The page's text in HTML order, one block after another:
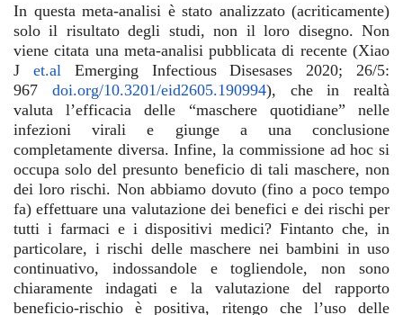
In questa meta-analisi è stato analizzato (acriticamente)
solo il risultato degli studi, non il loro disegno. Non
viene citata una meta-analisi pubblicata di recente (Xiao
J et.al Emerging Infectious Disesases 2020; 26/5:
967 doi.org/10.3201/eid2605.190994), che in realtà
valuta l’efficacia delle “maschere quotidiane” nelle
infezioni virali e giunge a una conclusione
completamente diversa. Infine, la commissione ad hoc si
occupa solo del presunto beneficio di tali maschere, non
dei loro rischi. Non abbiamo dovuto (fino a poco tempo
fa) effettuare una valutazione dei benefici e dei rischi per
tutti i farmaci e i dispositivi medici? Fintanto che, in
particolare, i rischi delle maschere nei bambini in uso
continuativo, indossandole e togliendole, non sono
chiaramente indagati e la valutazione del rapporto
beneficio-rischio è positiva, ritengo che l’uso delle